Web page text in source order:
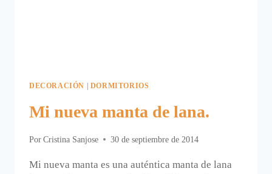
DECORACIÓN DORMITORIOS
Mi nueva manta de lana.
Por Cristina Sanjose 30 de septiembre de 2014
Mi nueva manta es una auténtica manta de lana